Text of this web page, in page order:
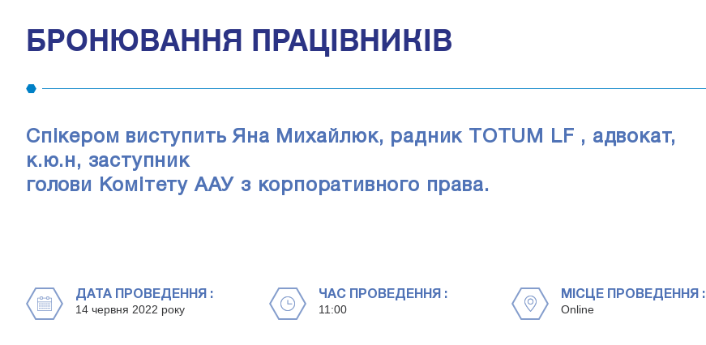
БРОНЮВАННЯ ПРАЦІВНИКІВ
Спікером виступить Яна Михайлюк, радник TOTUM LF , адвокат,
к.ю.н, заступник
голови Комітету ААУ з корпоративного права.
ДАТА ПРОВЕДЕННЯ :
14 червня 2022 року
ЧАС ПРОВЕДЕННЯ :
11:00
МІСЦЕ ПРОВЕДЕННЯ :
Online